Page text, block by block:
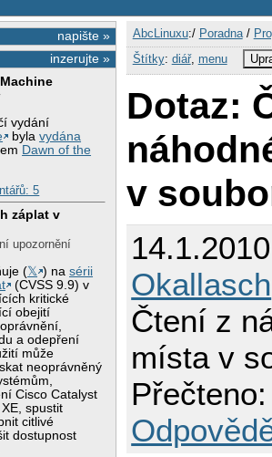
napište »
inzerujte »
vydání
bylavydána
Dawn of the
5
záplat v
upozornění
(𝕏 ) nasérii
(CVSS 9.9) v
kritické
obejití
a odepření
může
neoprávněný
Cisco Catalyst
spustit
citlivé
dostupnost
AbcLinuxu:/ Poradna/
Štítky: diář, menu
Dotaz:
v
Okallasch
Čtení z
místa v